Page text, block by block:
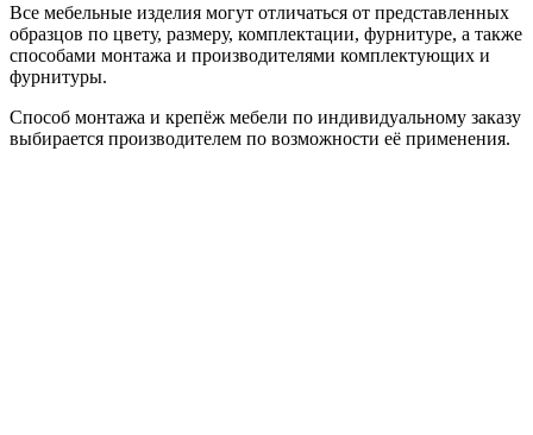
Все мебельные изделия могут отличаться от представленных
образцов по цвету, размеру, комплектации, фурнитуре, а также
способами монтажа и производителями комплектующих и
фурнитуры.
Способ монтажа и крепёж мебели по индивидуальному заказу
выбирается производителем по возможности её применения.